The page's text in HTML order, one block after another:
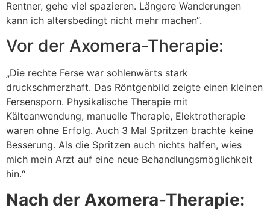
Rentner, gehe viel spazieren. Längere Wanderungen
kann ich altersbedingt nicht mehr machen“.
Vor der Axomera-Therapie:
„Die rechte Ferse war sohlenwärts stark
druckschmerzhaft. Das Röntgenbild zeigte einen kleinen
Fersensporn. Physikalische Therapie mit
Kälteanwendung, manuelle Therapie, Elektrotherapie
waren ohne Erfolg. Auch 3 Mal Spritzen brachte keine
Besserung. Als die Spritzen auch nichts halfen, wies
mich mein Arzt auf eine neue Behandlungsmöglichkeit
hin.“
Nach der Axomera-Therapie: